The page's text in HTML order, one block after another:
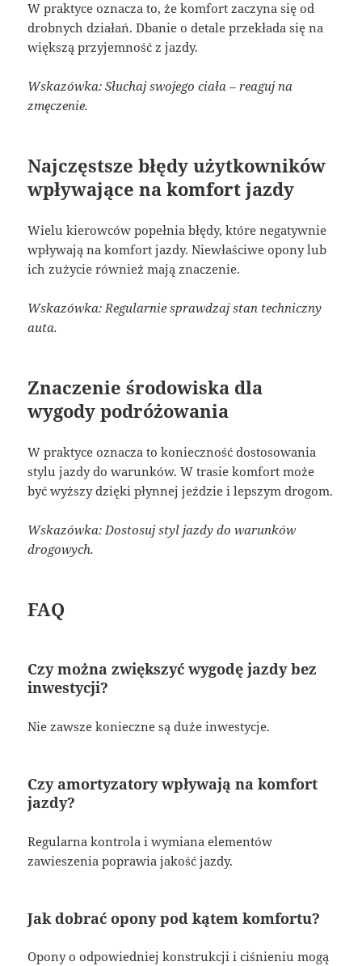
W praktyce oznacza to, że komfort zaczyna się od
drobnych działań. Dbanie o detale przekłada się na
większą przyjemność z jazdy.
Wskazówka: Słuchaj swojego ciała – reaguj na
zmęczenie.
Najczęstsze błędy użytkowników
wpływające na komfort jazdy
Wielu kierowców popełnia błędy, które negatywnie
wpływają na komfort jazdy. Niewłaściwe opony lub
ich zużycie również mają znaczenie.
Wskazówka: Regularnie sprawdzaj stan techniczny
auta.
Znaczenie środowiska dla
wygody podróżowania
W praktyce oznacza to konieczność dostosowania
stylu jazdy do warunków. W trasie komfort może
być wyższy dzięki płynnej jeździe i lepszym drogom.
Wskazówka: Dostosuj styl jazdy do warunków
drogowych.
FAQ
Czy można zwiększyć wygodę jazdy bez
inwestycji?
Nie zawsze konieczne są duże inwestycje.
Czy amortyzatory wpływają na komfort
jazdy?
Regularna kontrola i wymiana elementów
zawieszenia poprawia jakość jazdy.
Jak dobrać opony pod kątem komfortu?
Opony o odpowiedniej konstrukcji i ciśnieniu mogą